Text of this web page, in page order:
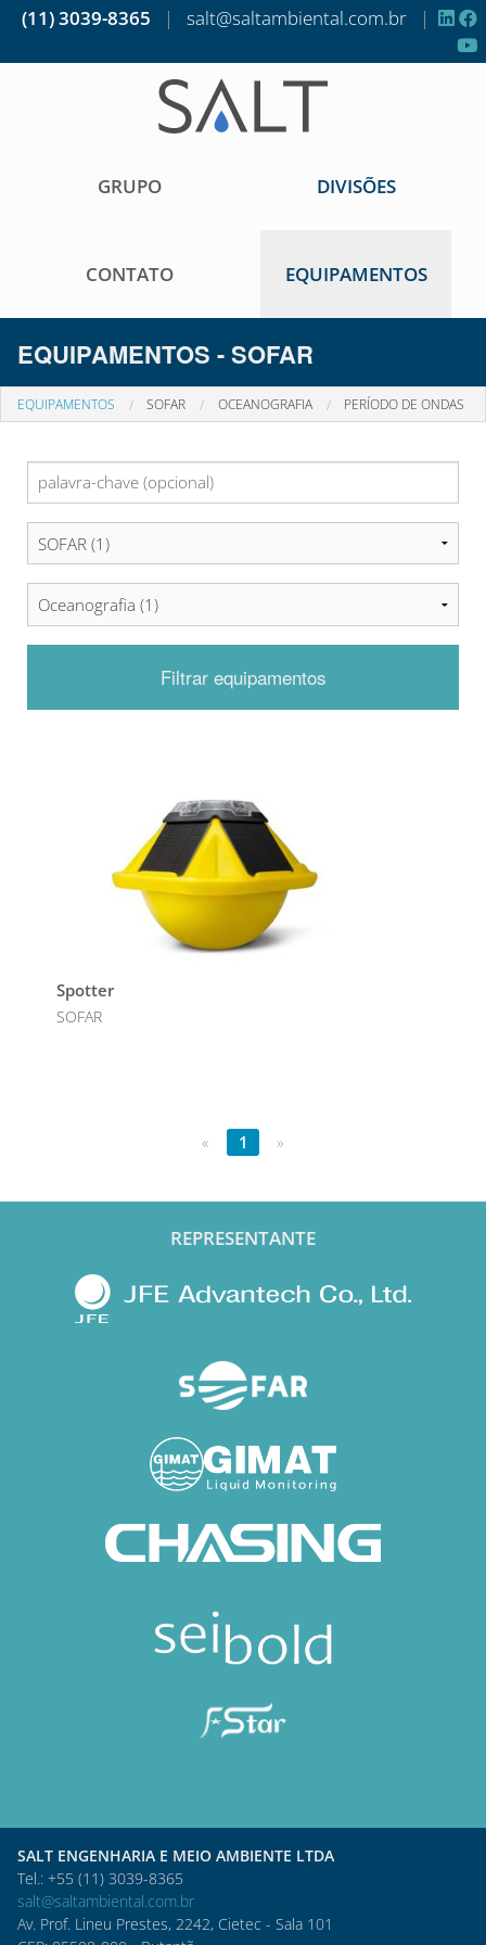
(11) 3039-8365 | salt@saltambiental.com.br |
GRUPO DIVISÕES
CONTATO EQUIPAMENTOS
EQUIPAMENTOS - SOFAR
EQUIPAMENTOS SOFAR OCEANOGRAFIA PERÍODO DE ONDAS
Filtrar equipamentos
Spotter
SOFAR
« 1 »
REPRESENTANTE
SALT ENGENHARIA E MEIO AMBIENTE LTDA
Tel.: +55 (11) 3039-8365
salt@saltambiental.com.br
Av. Prof. Lineu Prestes, 2242, Cietec - Sala 101